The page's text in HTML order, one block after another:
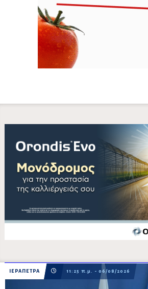
ΙΕΡΑΠΕΤΡΑ 11:25 π.μ. - 06/08/2026